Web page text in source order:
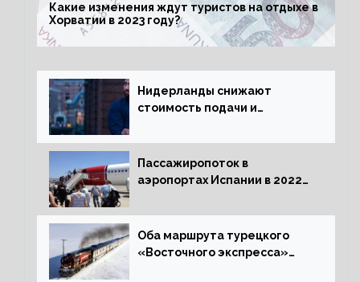
Какие изменения ждут туристов на отдыхе в
Хорватии в 2023 году?
Нидерланды снижают
стоимость подачи и
жительство
Пассажиропоток в
аэропортах Испании в 2022
процентов
Оба маршрута турецкого
«Восточного экспресса»